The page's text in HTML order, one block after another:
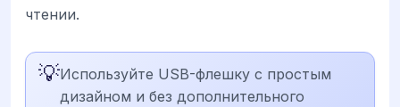
чтении.
💡Используйте USB-флешку с простым
дизайном и без дополнительного